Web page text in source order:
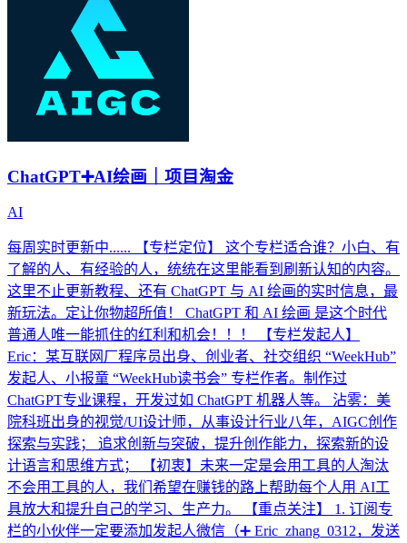
ChatGPT➕AI绘画｜项目淘金
AI
每周实时更新中...... 【专栏定位】 这个专栏适合谁？小白、有
了解的人、有经验的人，统统在这里能看到刷新认知的内容。
这里不止更新教程、还有 ChatGPT 与 AI 绘画的实时信息，最
新玩法。定让你物超所值！ ChatGPT 和 AI 绘画 是这个时代
普通人唯一能抓住的红利和机会！！！ 【专栏发起人】
Eric：某互联网厂程序员出身、创业者、社交组织 “WeekHub”
发起人、小报童 “WeekHub读书会” 专栏作者。制作过
ChatGPT专业课程，开发过如 ChatGPT 机器人等。 沾雾：美
院科班出身的视觉/UI设计师，从事设计行业八年，AIGC创作
探索与实践； 追求创新与突破，提升创作能力，探索新的设
计语言和思维方式； 【初衷】未来一定是会用工具的人淘汰
不会用工具的人，我们希望在赚钱的路上帮助每个人用 AI工
具放大和提升自己的学习、生产力。 【重点关注】 1. 订阅专
栏的小伙伴一定要添加发起人微信（➕ Eric_zhang_0312，发送